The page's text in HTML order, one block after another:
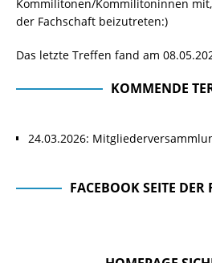
Kommilitonen/Kommilitoninnen
der Fachschaft beizutreten:)
Das letzte Treffen fand am
KOMMENDE
24.03.2026:
FACEBOOK SEITE DER